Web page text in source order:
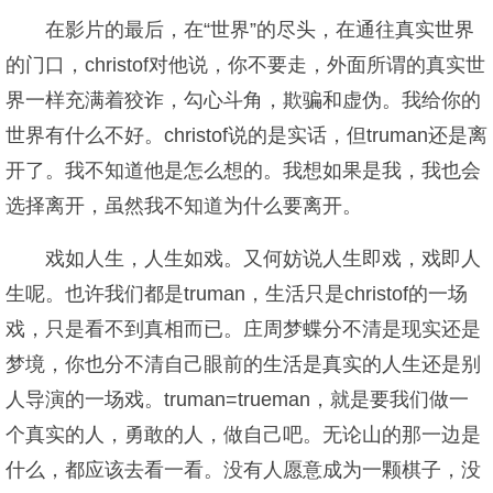
在影片的最后，在“世界”的尽头，在通往真实世界
的门口，christof对他说，你不要走，外面所谓的真实世
界一样充满着狡诈，勾心斗角，欺骗和虚伪。我给你的
世界有什么不好。christof说的是实话，但truman还是离
开了。我不知道他是怎么想的。我想如果是我，我也会
选择离开，虽然我不知道为什么要离开。
戏如人生，人生如戏。又何妨说人生即戏，戏即人
生呢。也许我们都是truman，生活只是christof的一场
戏，只是看不到真相而已。庄周梦蝶分不清是现实还是
梦境，你也分不清自己眼前的生活是真实的人生还是别
人导演的一场戏。truman=trueman，就是要我们做一
个真实的人，勇敢的人，做自己吧。无论山的那一边是
什么，都应该去看一看。没有人愿意成为一颗棋子，没